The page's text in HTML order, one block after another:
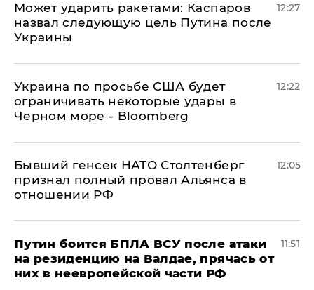
Может ударить ракетами: Каспаров
назвал следующую цель Путина после
Украины
12:27
Украина по просьбе США будет
ограничивать некоторые удары в
Черном море - Bloomberg
12:22
Бывший генсек НАТО Столтенберг
признал полный провал Альянса в
отношении РФ
12:05
Путин боится БПЛА ВСУ после атаки
на резиденцию на Валдае, прячась от
них в неевропейской части РФ
11:51